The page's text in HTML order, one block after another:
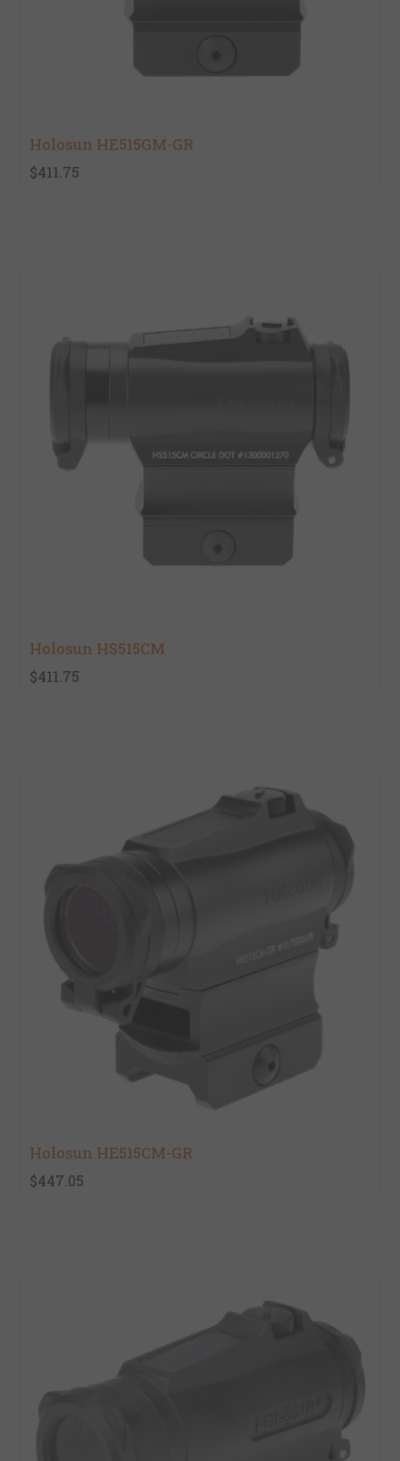
Holosun HE515GM-GR
$411.75
Holosun HS515CM
$411.75
Holosun HE515CM-GR
$447.05